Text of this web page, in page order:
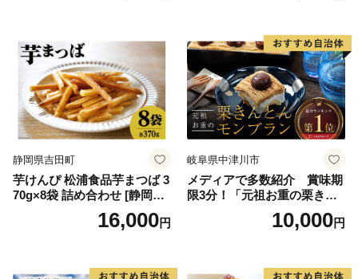
誕生日 カップ 詰め合わせ バ
ラエティ | バニラ チョコレー
ト ストロベリー ピスタチオ
バニラ＆クッキー ウベ 沖縄
紅イモ 塩ちんすこう 沖縄シ
ークヮーサー 沖縄黒糖 琉球
ロイヤルミルクティ 沖縄パ
イン
道産アイス 道産アイスクリ
ーム ギフト 詰合せ 詰め合わ
せ ふるさと納税 ）
静岡県吉田町
芋けんぴ 松浦食品芋まつば 3
70g×8袋 詰め合わせ [静岡伊
勢丹(松浦食品) 静岡県 吉田町
22424274] 芋ケンピ セット
16,000円
岐阜県中津川市
メディアで多数紹介 賞味期
限3分！「元祖お重の栗きん
とんモンブラン」 【未来の
ご褒美】スイーツ 栗 モンブ
子 菓子 F4N-2298
10,000円